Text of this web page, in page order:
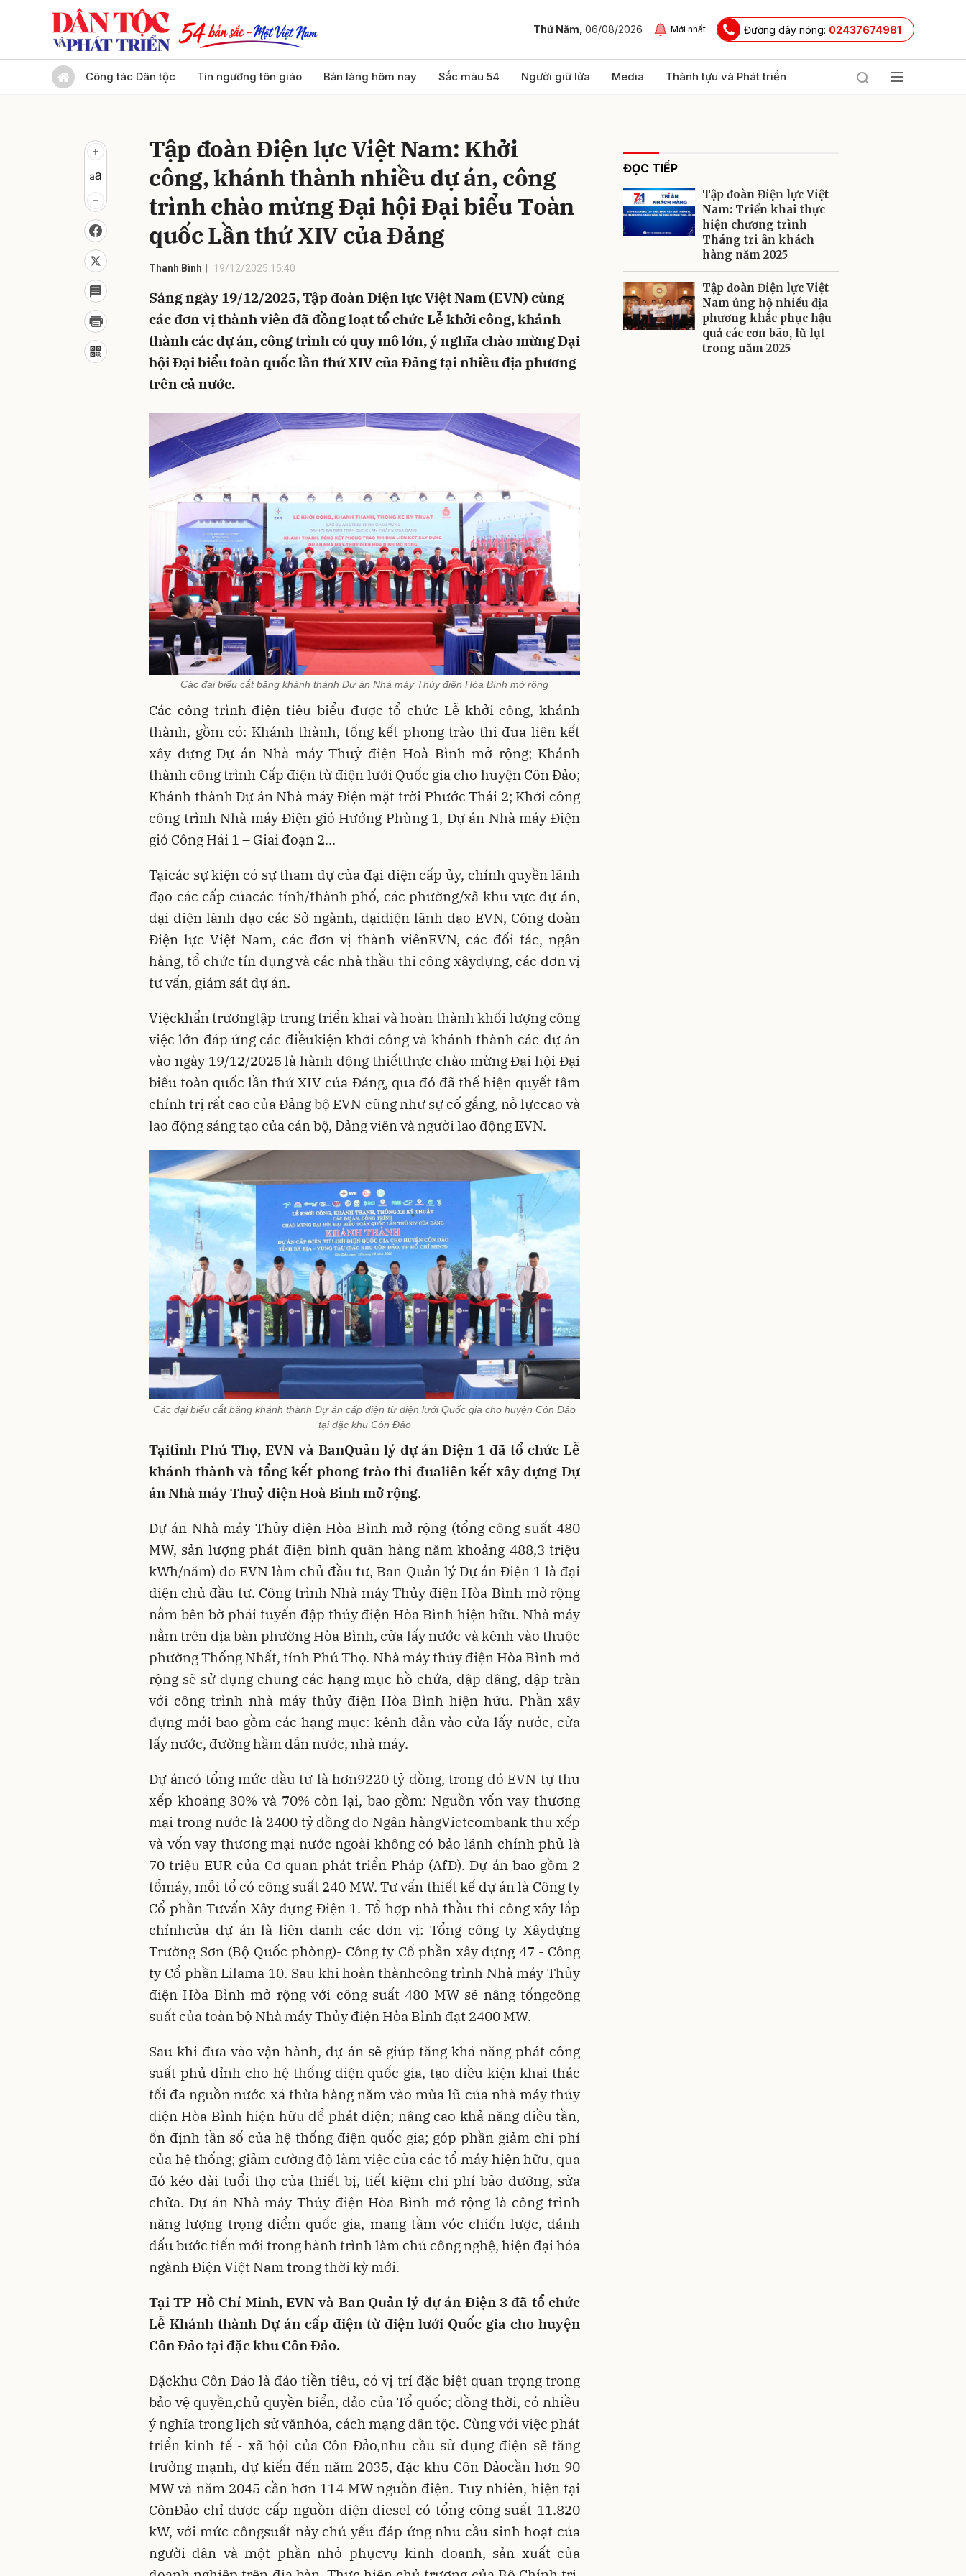
Thứ Năm, 06/08/2026 Mới nhất Đường dây nóng: 02437674981
Công tác Dân tộc Tín ngưỡng tôn giáo Bản làng hôm nay Sắc màu 54 Người giữ lửa Media Thành tựu và Phát triển
Tập đoàn Điện lực Việt Nam: Khởi
công, khánh thành nhiều dự án, công
trình chào mừng Đại hội Đại biểu Toàn
quốc Lần thứ XIV của Đảng
Thanh Bình 19/12/2025 15:40
Sáng ngày 19/12/2025, Tập đoàn Điện lực Việt Nam (EVN) cùng
các đơn vị thành viên đã đồng loạt tổ chức Lễ khởi công, khánh
thành các dự án, công trình có quy mô lớn, ý nghĩa chào mừng Đại
hội Đại biểu toàn quốc lần thứ XIV của Đảng tại nhiều địa phương
trên cả nước.
Các đại biểu cắt băng khánh thành Dự án Nhà máy Thủy điện Hòa Bình mở rộng
Các công trình điện tiêu biểu được tổ chức Lễ khởi công, khánh
thành, gồm có: Khánh thành, tổng kết phong trào thi đua liên kết
xây dựng Dự án Nhà máy Thuỷ điện Hoà Bình mở rộng; Khánh
thành công trình Cấp điện từ điện lưới Quốc gia cho huyện Côn Đảo;
Khánh thành Dự án Nhà máy Điện mặt trời Phước Thái 2; Khởi công
công trình Nhà máy Điện gió Hướng Phùng 1, Dự án Nhà máy Điện
gió Công Hải 1 – Giai đoạn 2...
Tạicác sự kiện có sự tham dự của đại diện cấp ủy, chính quyền lãnh
đạo các cấp củacác tỉnh/thành phố, các phường/xã khu vực dự án,
đại diện lãnh đạo các Sở ngành, đạidiện lãnh đạo EVN, Công đoàn
Điện lực Việt Nam, các đơn vị thành viênEVN, các đối tác, ngân
hàng, tổ chức tín dụng và các nhà thầu thi công xâydựng, các đơn vị
tư vấn, giám sát dự án.
Việckhẩn trươngtập trung triển khai và hoàn thành khối lượng công
việc lớn đáp ứng các điềukiện khởi công và khánh thành các dự án
vào ngày 19/12/2025 là hành động thiếtthực chào mừng Đại hội Đại
biểu toàn quốc lần thứ XIV của Đảng, qua đó đã thể hiện quyết tâm
chính trị rất cao của Đảng bộ EVN cũng như sự cố gắng, nỗ lựccao và
lao động sáng tạo của cán bộ, Đảng viên và người lao động EVN.
Các đại biểu cắt băng khánh thành Dự án cấp điện từ điện lưới Quốc gia cho huyện Côn Đảo
tại đặc khu Côn Đảo
Tạitỉnh Phú Thọ, EVNvà BanQuản lý dự án Điện 1 đã tổ chức Lễ
khánh thành và tổng kết phong trào thi đualiên kết xây dựng Dự
án Nhà máy Thuỷ điện Hoà Bình mở rộng.
Dự án Nhà máy Thủy điện Hòa Bình mở rộng (tổng công suất 480
MW, sản lượng phát điện bình quân hàng năm khoảng 488,3 triệu
kWh/năm) do EVN làm chủ đầu tư, Ban Quản lý Dự án Điện 1 là đại
diện chủ đầu tư. Công trình Nhà máy Thủy điện Hòa Bình mở rộng
nằm bên bờ phải tuyến đập thủy điện Hòa Bình hiện hữu. Nhà máy
nằm trên địa bàn phường Hòa Bình, cửa lấy nước và kênh vào thuộc
phường Thống Nhất, tỉnh Phú Thọ. Nhà máy thủy điện Hòa Bình mở
rộng sẽ sử dụng chung các hạng mục hồ chứa, đập dâng, đập tràn
với công trình nhà máy thủy điện Hòa Bình hiện hữu. Phần xây
dựng mới bao gồm các hạng mục: kênh dẫn vào cửa lấy nước, cửa
lấy nước, đường hầm dẫn nước, nhà máy.
Dự áncó tổng mức đầu tư là hơn9220 tỷ đồng, trong đó EVN tự thu
xếp khoảng 30% và 70% còn lại, bao gồm: Nguồn vốn vay thương
mại trong nước là 2400 tỷ đồng do Ngân hàngVietcombank thu xếp
và vốn vay thương mại nước ngoài không có bảo lãnh chính phủ là
70 triệu EUR của Cơ quan phát triển Pháp (AfD). Dự án bao gồm 2
tổmáy, mỗi tổ có công suất 240 MW. Tư vấn thiết kế dự án là Công ty
Cổ phần Tưvấn Xây dựng Điện 1. Tổ hợp nhà thầu thi công xây lắp
chínhcủa dự án là liên danh các đơn vị: Tổng công ty Xâydựng
Trường Sơn (Bộ Quốc phòng)- Công ty Cổ phần xây dựng 47 - Công
ty Cổ phần Lilama 10. Sau khi hoàn thànhcông trình Nhà máy Thủy
điện Hòa Bình mở rộng với công suất 480 MW sẽ nâng tổngcông
suất của toàn bộ Nhà máy Thủy điện Hòa Bình đạt 2400 MW.
Sau khi đưa vào vận hành, dự án sẽ giúp tăng khả năng phát công
suất phủ đỉnh cho hệ thống điện quốc gia, tạo điều kiện khai thác
tối đa nguồn nước xả thừa hàng năm vào mùa lũ của nhà máy thủy
điện Hòa Bình hiện hữu để phát điện; nâng cao khả năng điều tần,
ổn định tần số của hệ thống điện quốc gia; góp phần giảm chi phí
của hệ thống; giảm cường độ làm việc của các tổ máy hiện hữu, qua
đó kéo dài tuổi thọ của thiết bị, tiết kiệm chi phí bảo dưỡng, sửa
chữa. Dự án Nhà máy Thủy điện Hòa Bình mở rộng là công trình
năng lượng trọng điểm quốc gia, mang tầm vóc chiến lược, đánh
dấu bước tiến mới trong hành trình làm chủ công nghệ, hiện đại hóa
ngành Điện Việt Nam trong thời kỳ mới.
Tại TP Hồ Chí Minh, EVNvà Ban Quản lý dự án Điện 3 đã tổ chức
Lễ Khánh thành Dự án cấp điện từ điện lưới Quốc gia cho huyện
Côn Đảo tại đặc khu Côn Đảo.
Đặckhu Côn Đảo là đảo tiền tiêu, có vị trí đặc biệt quan trọng trong
bảo vệ quyền,chủ quyền biển, đảo của Tổ quốc; đồng thời, có nhiều
ý nghĩa trong lịch sử vănhóa, cách mạng dân tộc. Cùng với việc phát
triển kinh tế - xã hội của Côn Đảo,nhu cầu sử dụng điện sẽ tăng
trưởng mạnh, dự kiến đến năm 2035, đặc khu Côn Đảocần hơn 90
MW và năm 2045 cần hơn 114 MW nguồn điện. Tuy nhiên, hiện tại
CônĐảo chỉ được cấp nguồn điện diesel có tổng công suất 11.820
kW, với mức côngsuất này chủ yếu đáp ứng nhu cầu sinh hoạt của
người dân và một phần nhỏ phụcvụ kinh doanh, sản xuất của
ĐỌC TIẾP
Tập đoàn Điện lực Việt
Nam: Triển khai thực
hiện chương trình
Tháng tri ân khách
hàng năm 2025
Tập đoàn Điện lực Việt
Nam ủng hộ nhiều địa
phương khắc phục hậu
quả các cơn bão, lũ lụt
trong năm 2025
Gửi bình luận
Gửi